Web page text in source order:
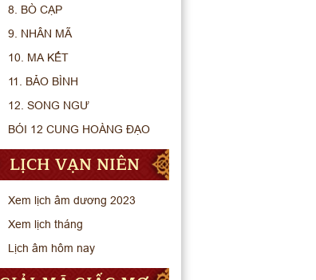
8. BÒ CẠP
9. NHÂN MÃ
10. MA KẾT
11. BẢO BÌNH
12. SONG NGƯ
BÓI 12 CUNG HOÀNG ĐẠO
LỊCH VẠN NIÊN
Xem lịch âm dương 2023
Xem lịch tháng
Lịch âm hôm nay